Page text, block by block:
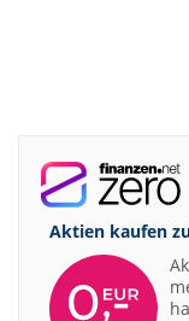
Aktien kaufen